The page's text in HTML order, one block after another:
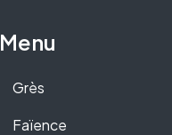
Menu
Grès
Faïence